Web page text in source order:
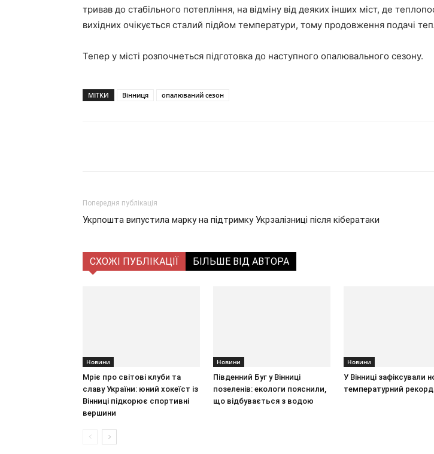
тривав до стабільного потепління, на відміну від деяких інших міст, де
вихідних очікується сталий підйом температури, тому продовження подачі
Тепер у місті розпочнеться підготовка до наступного опалювального сезону.
МІТКИ Вінниця опалюваний сезон
Попередня публікація
Укрпошта випустила марку на підтримку Укрзалізниці після кібератаки
СХОЖІ ПУБЛІКАЦІЇ БІЛЬШЕ ВІД АВТОРА
Новини
Мріє про світові клуби та
славу України: юний хокеїст із
Вінниці підкорює спортивні
вершини
Новини
Південний Буг у Вінниці
позеленів: екологи пояснили,
що відбувається з водою
Новини
У Вінниці зафіксували
температурний рекорд